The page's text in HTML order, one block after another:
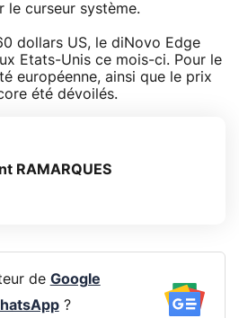
le curseur système.
dollars US, le diNovo Edge
Etats-Unis ce mois-ci. Pour le
européenne, ainsi que le prix
été dévoilés.
RAMARQUES
de Google
?